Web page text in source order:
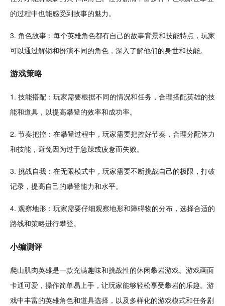
的过程中也能感受到故事的魅力。
3. 角色故事：每个英雄角色都有自己的故事背景和技能特点，玩家
可以通过解锁和扮演不同的角色，深入了解他们的身世和技能。
游戏策略
1. 技能搭配：玩家需要根据不同的情况和任务，合理搭配英雄的技
能和道具，以提高攀登的效率和成功率。
2. 节奏把控：在攀登过程中，玩家需要把控好节奏，合理分配体力
和技能，避免因为过于急躁或疲惫而失败。
3. 挑战自我：在无限模式中，玩家需要不断挑战自己的极限，打破
记录，提高自己的攀登能力和水平。
4. 观察地形：玩家需要仔细观察地形和障碍物的分布，选择合适的
路线和策略进行攀登。
小编测评
爬山肌肉英雄是一款充满趣味和挑战性的休闲攀岩游戏。游戏画面
卡通可爱 ，操作简单易上手，让玩家能够轻松享受攀岩的乐趣。游
戏中丰富的英雄角色和道具选择，以及多样化的游戏模式和任务剧